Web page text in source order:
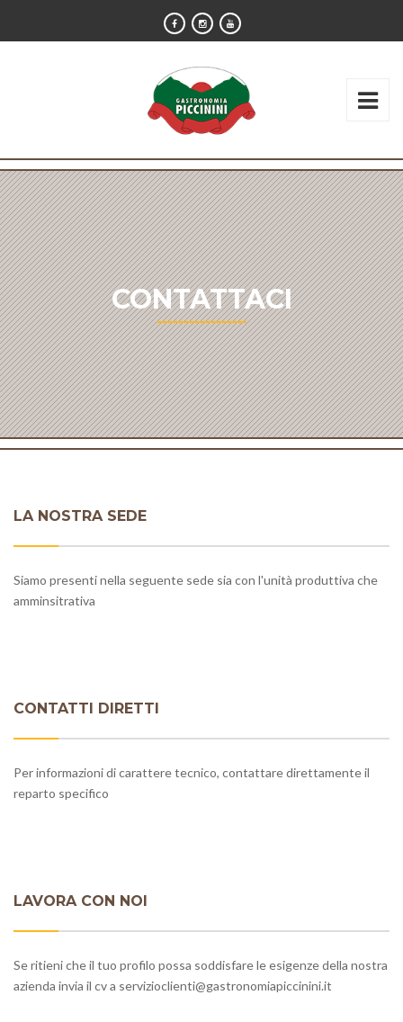
CONTATTACI
LA NOSTRA SEDE
Siamo presenti nella seguente sede sia con l'unità produttiva che
amminsitrativa
CONTATTI DIRETTI
Per informazioni di carattere tecnico, contattare direttamente il
reparto specifico
LAVORA CON NOI
Se ritieni che il tuo profilo possa soddisfare le esigenze della nostra
azienda invia il cv a servizioclienti@gastronomiapiccinini.it